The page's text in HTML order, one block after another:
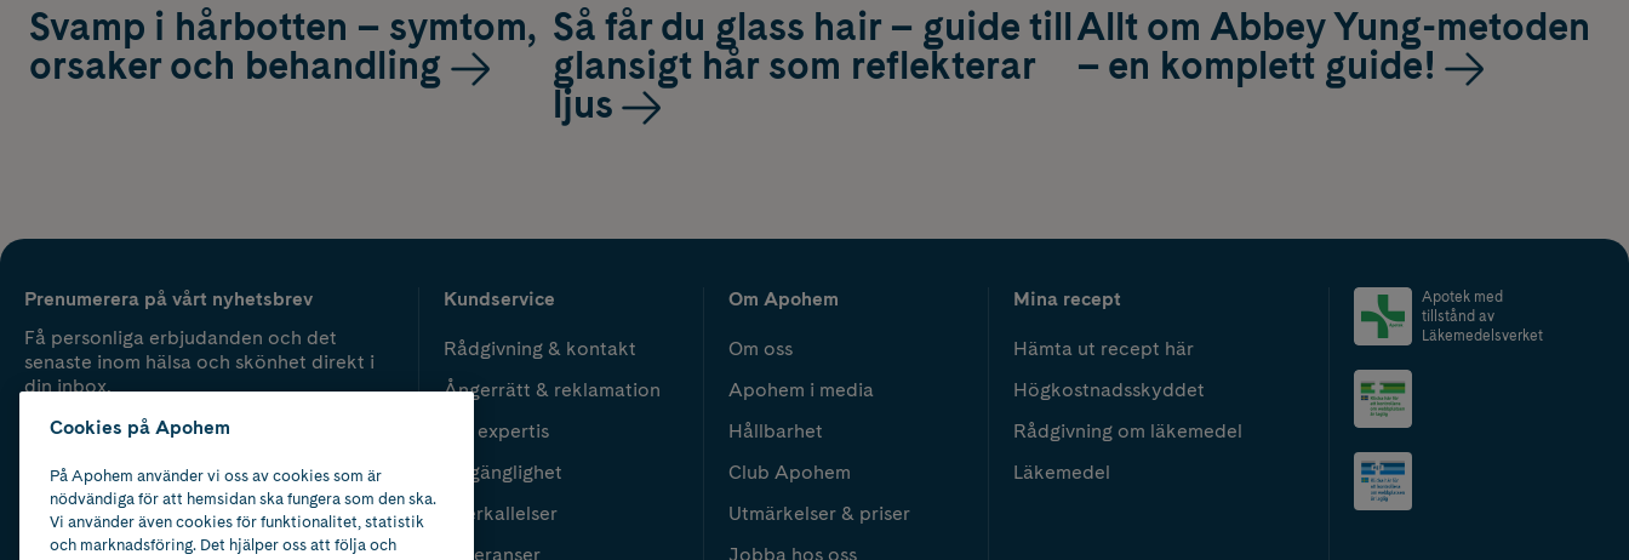
Svamp i hårbotten – symtom,
orsaker och behandling
Så får du glass hair – guide till
glansigt hår som reflekterar
ljus
Allt om Abbey Yung-metoden
– en komplett guide!
Prenumerera på vårt nyhetsbrev
Få personliga erbjudanden och det
senaste inom hälsa och skönhet direkt i
din inbox.
Kundservice
Rådgivning & kontakt
Ångerrätt & reklamation
Vår expertis
Tillgänglighet
Återkallelser
Leveranser
Om Apohem
Om oss
Apohem i media
Hållbarhet
Club Apohem
Utmärkelser & priser
Jobba hos oss
Mina recept
Hämta ut recept här
Högkostnadsskyddet
Rådgivning om läkemedel
Läkemedel
Apotek med
tillstånd av
Läkemedelsverket
Cookies på Apohem
På Apohem använder vi oss av cookies som är
nödvändiga för att hemsidan ska fungera som den ska.
Vi använder även cookies för funktionalitet, statistik
och marknadsföring. Det hjälper oss att följa och